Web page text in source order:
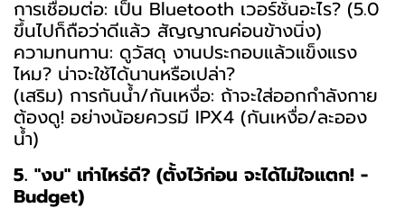
การเชื่อมต่อ: เป็น Bluetooth เวอร์ชั่นอะไร? (5.0
ขึ้นไปก็ถือว่าดีแล้ว สัญญาณค่อนข้างนิ่ง)
ความทนทาน: ดูวัสดุ งานประกอบแล้วแข็งแรง
ไหม? น่าจะใช้ได้นานหรือเปล่า?
(เสริม) การกันน้ำ/กันเหงื่อ: ถ้าจะใส่ออกกำลังกาย
ต้องดู! อย่างน้อยควรมี IPX4 (กันเหงื่อ/ละออง
น้ำ)
5. "งบ" เท่าไหร่ดี? (ตั้งไว้ก่อน จะได้ไม่ใจแตก! -
Budget)